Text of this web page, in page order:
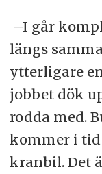
–I går
längs
ytterligare
jobbet dök
rodda med.
kommer i tid
kranbil. Det